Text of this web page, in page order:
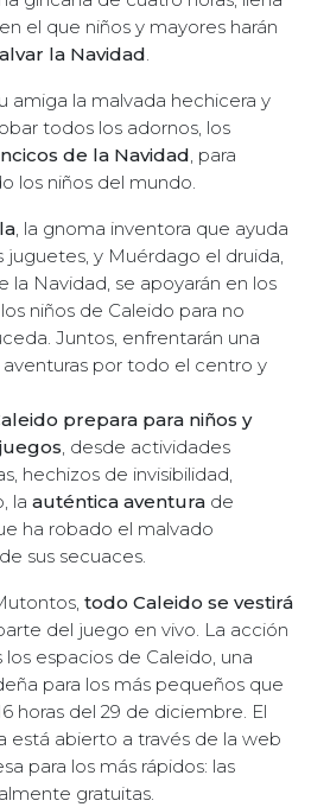
el que niños y mayores harán
la Navidad.
amiga la malvada hechicera y
todos los adornos, los
de la Navidad, para
los niños del mundo.
, la gnoma inventora que ayuda
juguetes, y Muérdago el druida,
la Navidad, se apoyarán en los
niños de Caleido para no
Juntos, enfrentarán una
por todo el centro y
prepara para niños y
, desde actividades
hechizos de invisibilidad,
la auténtica aventura de
ha robado el malvado
sus secuaces.
todo Caleido se vestirá
del juego en vivo. La acción
espacios de Caleido, una
para los más pequeños que
horas del 29 de diciembre. El
está abierto a través de la web
para los más rápidos: las
gratuitas.